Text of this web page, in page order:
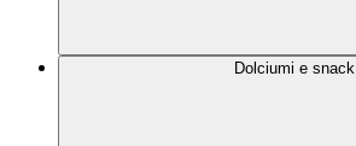
Dolciumi e snack